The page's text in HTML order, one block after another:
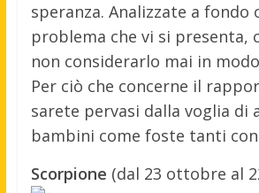
speranza. Analizzate a fondo
problema che vi si presenta,
non considerarlo mai in
Per ciò che concerne il
sarete pervasi dalla voglia di
bambini come foste tanti
Scorpione (dal 23 ottobre al